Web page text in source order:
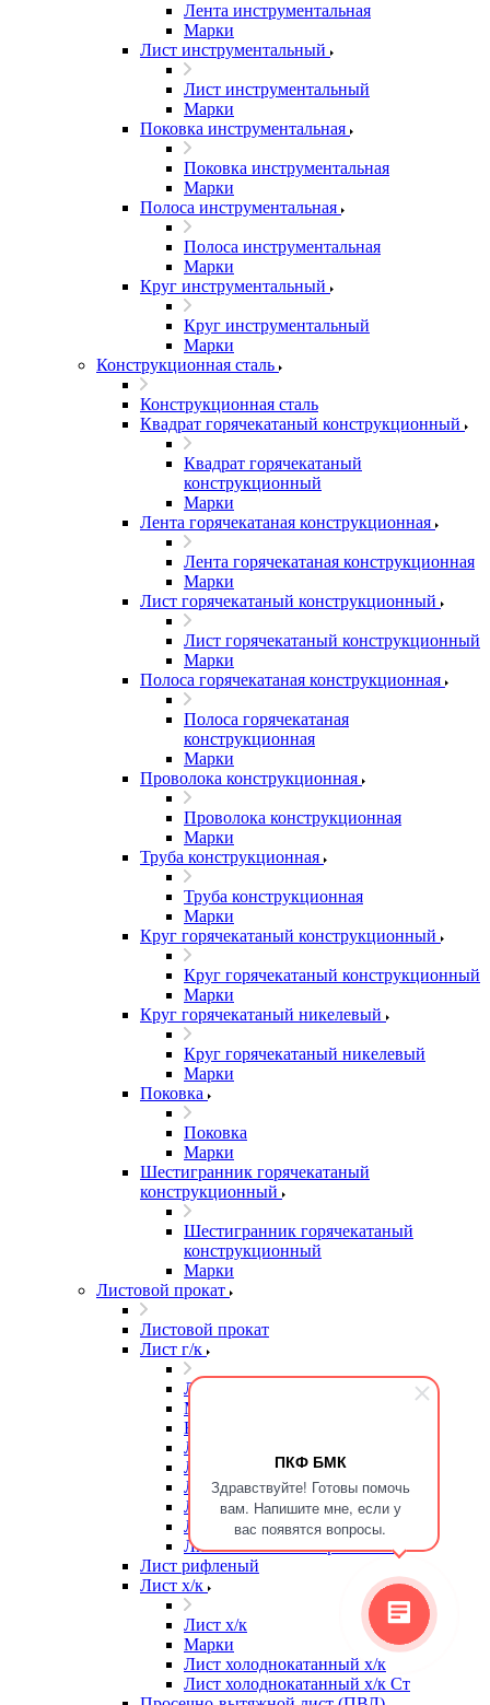
ПКФ БМК
Здравствуйте! Готовы помочь
вам. Напишите мне, если у
вас появятся вопросы.
Лента инструментальная
Марки
Лист инструментальный
Лист инструментальный
Марки
Поковка инструментальная
Поковка инструментальная
Марки
Полоса инструментальная
Полоса инструментальная
Марки
Круг инструментальный
Круг инструментальный
Марки
Конструкционная сталь
Конструкционная сталь
Квадрат горячекатаный конструкционный
Квадрат горячекатаный
конструкционный
Марки
Лента горячекатаная конструкционная
Лента горячекатаная конструкционная
Марки
Лист горячекатаный конструкционный
Лист горячекатаный конструкционный
Марки
Полоса горячекатаная конструкционная
Полоса горячекатаная
конструкционная
Марки
Проволока конструкционная
Проволока конструкционная
Марки
Труба конструкционная
Труба конструкционная
Марки
Круг горячекатаный конструкционный
Круг горячекатаный конструкционный
Марки
Круг горячекатаный никелевый
Круг горячекатаный никелевый
Марки
Поковка
Поковка
Марки
Шестигранник горячекатаный
конструкционный
Шестигранник горячекатаный
конструкционный
Марки
Листовой прокат
Листовой прокат
Лист г/к
Лист г/к
Марки
Высокопрочная сталь
Лист г/к
Лист г/к Ст3
Лист г/к износостойкий
Лист г/к конструкционный
Лист г/к мостостроительный
Лист г/к низколегированный
Лист рифленый
Лист х/к
Лист х/к
Марки
Лист холоднокатанный х/к
Лист холоднокатанный х/к Ст